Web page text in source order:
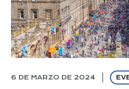
6 DE MARZO DE 2024